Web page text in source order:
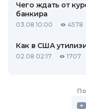
Чего ждать от
банкира
03.08 10:00 4578
Как в США
02.08 02:17 1707